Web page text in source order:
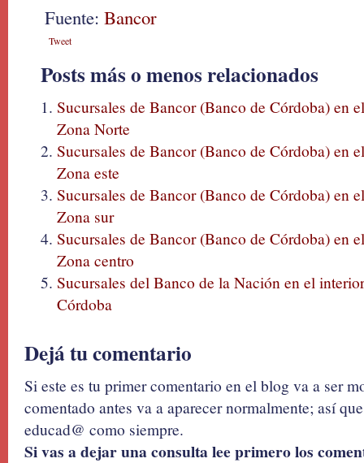
Fuente: Bancor
Tweet
Posts más o menos relacionados
Sucursales de Bancor (Banco de Córdoba) en
Zona Norte
Sucursales de Bancor (Banco de Córdoba) en
Zona este
Sucursales de Bancor (Banco de Córdoba) en
Zona sur
Sucursales de Bancor (Banco de Córdoba) en
Zona centro
Sucursales del Banco de la Nación en el
Córdoba
Dejá tu comentario
Si este es tu primer comentario en el blog va a ser
comentado antes va a aparecer normalmente; así
educad@ como siempre.
Si vas a dejar una consulta lee primero los